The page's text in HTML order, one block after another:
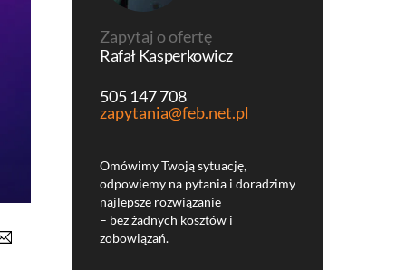
Zapytaj o ofertę
Rafał Kasperkowicz
505 147 708
zapytania@feb.net.pl
Omówimy Twoją sytuację,
odpowiemy na pytania i doradzimy
najlepsze rozwiązanie
– bez żadnych kosztów i
zobowiązań.